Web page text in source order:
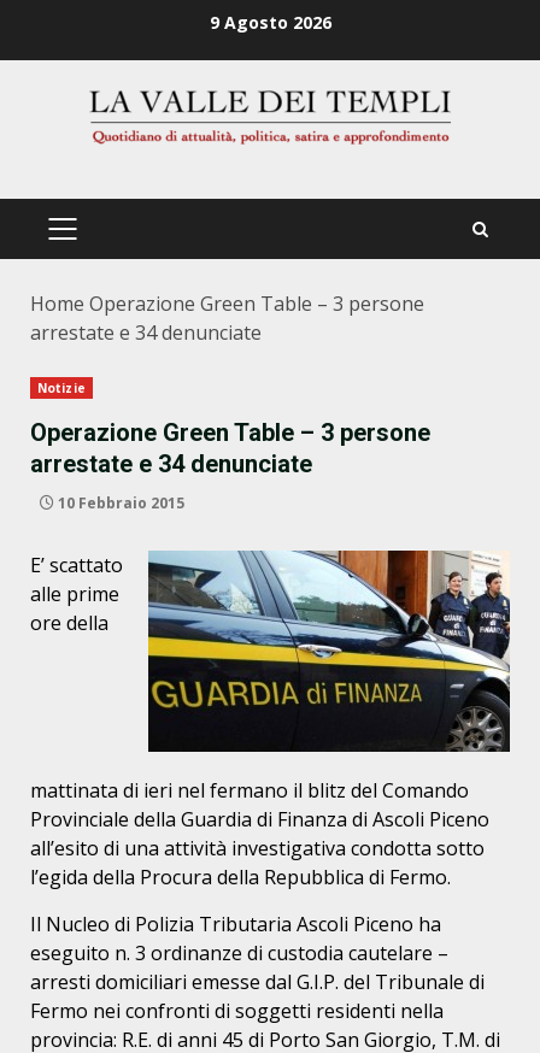
9 Agosto 2026
PRIMÄRES
Home Operazione Green Table – 3 persone
arrestate e 34 denunciate
Notizie
Operazione Green Table – 3 persone
arrestate e 34 denunciate
10 Febbraio 2015
E’ scattato
alle prime
ore della
mattinata di ieri nel fermano il blitz del Comando
Provinciale della Guardia di Finanza di Ascoli Piceno
all’esito di una attività investigativa condotta sotto
l’egida della Procura della Repubblica di Fermo.
Il Nucleo di Polizia Tributaria Ascoli Piceno ha
eseguito n. 3 ordinanze di custodia cautelare –
arresti domiciliari emesse dal G.I.P. del Tribunale di
Fermo nei confronti di soggetti residenti nella
provincia: R.E. di anni 45 di Porto San Giorgio, T.M. di